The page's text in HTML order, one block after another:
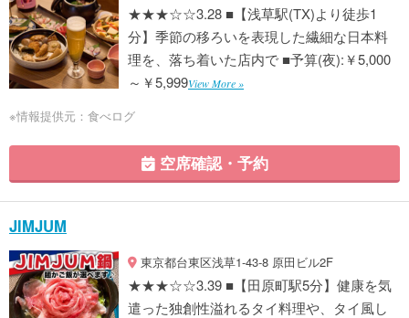
★★★☆☆3.28 ■【浅草駅(TX)より徒歩1
分】季節の移ろいを表現した繊細な日本料
理を、落ち着いた店内で ■予算(夜):￥5,000
～￥5,999View More »
※情報提供元：食べログ
空席確認・予約
JIMJUM
東京都台東区浅草1-43-8 原田ビル2F
★★★☆☆3.39 ■【田原町駅5分】健康を気
遣った独創性溢れるタイ料理や、タイ風し